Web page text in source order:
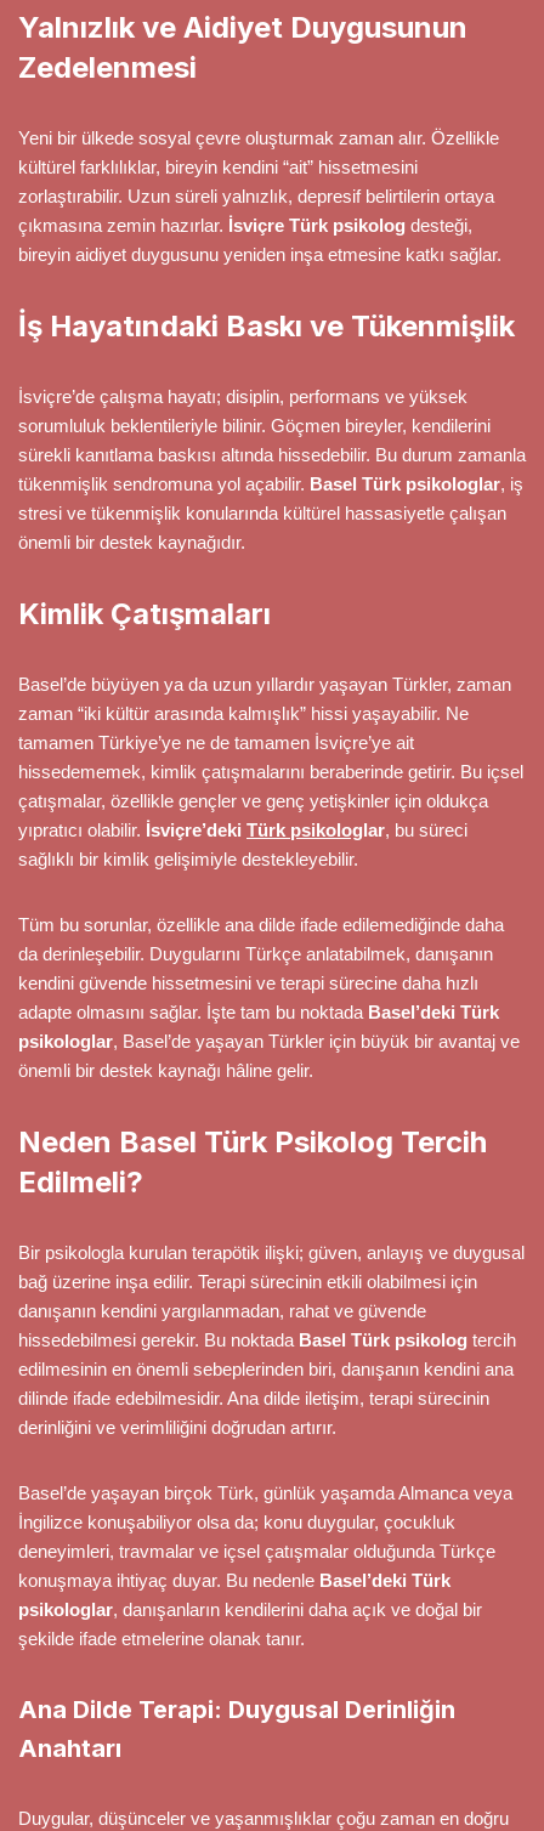
Yalnızlık ve Aidiyet Duygusunun
Zedelenmesi
Yeni bir ülkede sosyal çevre oluşturmak zaman alır. Özellikle
kültürel farklılıklar, bireyin kendini “ait” hissetmesini
zorlaştırabilir. Uzun süreli yalnızlık, depresif belirtilerin ortaya
çıkmasına zemin hazırlar. İsviçre Türk psikolog desteği,
bireyin aidiyet duygusunu yeniden inşa etmesine katkı sağlar.
İş Hayatındaki Baskı ve Tükenmişlik
İsviçre’de çalışma hayatı; disiplin, performans ve yüksek
sorumluluk beklentileriyle bilinir. Göçmen bireyler, kendilerini
sürekli kanıtlama baskısı altında hissedebilir. Bu durum zamanla
tükenmişlik sendromuna yol açabilir. Basel Türk psikologlar, iş
stresi ve tükenmişlik konularında kültürel hassasiyetle çalışan
önemli bir destek kaynağıdır.
Kimlik Çatışmaları
Basel’de büyüyen ya da uzun yıllardır yaşayan Türkler, zaman
zaman “iki kültür arasında kalmışlık” hissi yaşayabilir. Ne
tamamen Türkiye’ye ne de tamamen İsviçre’ye ait
hissedememek, kimlik çatışmalarını beraberinde getirir. Bu içsel
çatışmalar, özellikle gençler ve genç yetişkinler için oldukça
yıpratıcı olabilir. İsviçre’deki Türk psikologlar, bu süreci
sağlıklı bir kimlik gelişimiyle destekleyebilir.
Tüm bu sorunlar, özellikle ana dilde ifade edilemediğinde daha
da derinleşebilir. Duygularını Türkçe anlatabilmek, danışanın
kendini güvende hissetmesini ve terapi sürecine daha hızlı
adapte olmasını sağlar. İşte tam bu noktada Basel’deki Türk
psikologlar, Basel’de yaşayan Türkler için büyük bir avantaj ve
önemli bir destek kaynağı hâline gelir.
Neden Basel Türk Psikolog Tercih
Edilmeli?
Bir psikologla kurulan terapötik ilişki; güven, anlayış ve duygusal
bağ üzerine inşa edilir. Terapi sürecinin etkili olabilmesi için
danışanın kendini yargılanmadan, rahat ve güvende
hissedebilmesi gerekir. Bu noktada Basel Türk psikolog tercih
edilmesinin en önemli sebeplerinden biri, danışanın kendini ana
dilinde ifade edebilmesidir. Ana dilde iletişim, terapi sürecinin
derinliğini ve verimliliğini doğrudan artırır.
Basel’de yaşayan birçok Türk, günlük yaşamda Almanca veya
İngilizce konuşabiliyor olsa da; konu duygular, çocukluk
deneyimleri, travmalar ve içsel çatışmalar olduğunda Türkçe
konuşmaya ihtiyaç duyar. Bu nedenle Basel’deki Türk
psikologlar, danışanların kendilerini daha açık ve doğal bir
şekilde ifade etmelerine olanak tanır.
Ana Dilde Terapi: Duygusal Derinliğin
Anahtarı
Duygular, düşünceler ve yaşanmışlıklar çoğu zaman en doğru